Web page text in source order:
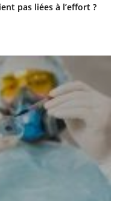
pas liées à l’effort ?